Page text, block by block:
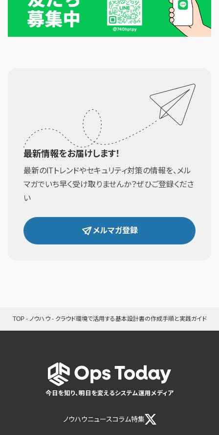
最新情報をお届けします！
最新のITトレンドやセキュリティ対策の情報を、メル
マガでいち早く受け取りませんか？ぜひご登録くださ
い
メルマガ登録
TOP- ノウハウ- クラウド環境で活用する基本設計書の作成手順と実践ガイド
今日を知り、明日を変えるシステム運用メディア
ノウハウニュースコラム特集